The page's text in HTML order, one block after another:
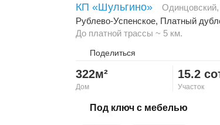
КП «Шульгино» Одинцовский,
Рублево-Успенское, Платный
До платной трассы ~ 5 км.
Поделиться
Скопировать ссылку
322м²
Дом
15.2
Участок
Под ключ с мебелью